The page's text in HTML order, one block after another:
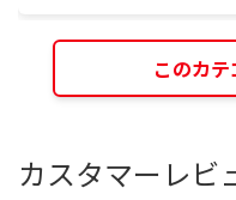
このカ
カスタマーレビ